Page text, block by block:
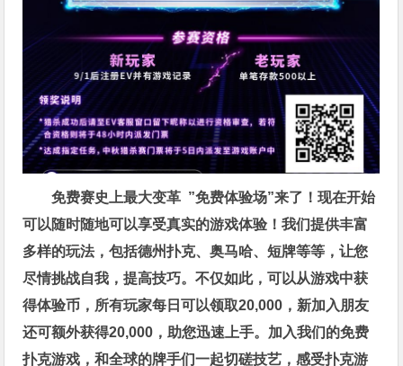
免费赛史上最大变革 ”免费体验场”来了！现在开始
可以随时随地可以享受真实的游戏体验！我们提供丰富
多样的玩法，包括德州扑克、奥马哈、短牌等等，让您
尽情挑战自我，提高技巧。不仅如此，可以从游戏中获
得体验币，所有玩家每日可以领取20,000，新加入朋友
还可额外获得20,000，助您迅速上手。 加入我们的免费
扑克游戏，和全球的牌手们一起切磋技艺，感受扑克游